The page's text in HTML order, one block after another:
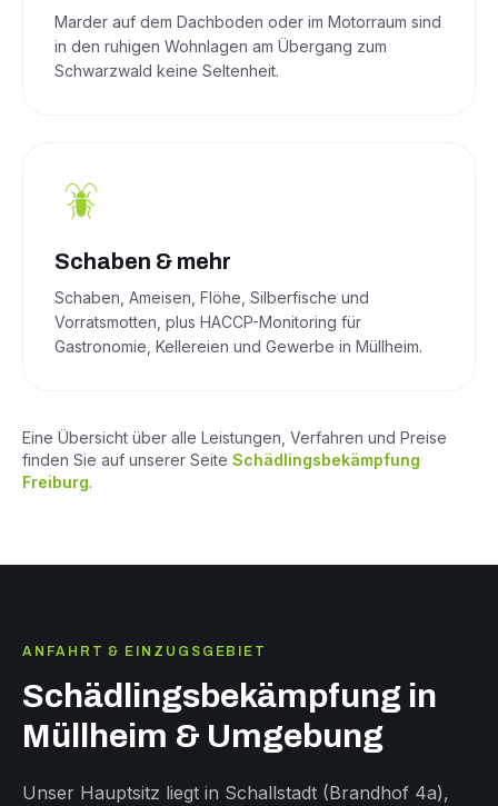
Marder auf dem Dachboden oder im Motorraum sind
in den ruhigen Wohnlagen am Übergang zum
Schwarzwald keine Seltenheit.
Schaben & mehr
Schaben, Ameisen, Flöhe, Silberfische und
Vorratsmotten, plus HACCP-Monitoring für
Gastronomie, Kellereien und Gewerbe in Müllheim.
Eine Übersicht über alle Leistungen, Verfahren und Preise
finden Sie auf unserer Seite Schädlingsbekämpfung
Freiburg.
ANFAHRT & EINZUGSGEBIET
Schädlingsbekämpfung in
Müllheim & Umgebung
Unser Hauptsitz liegt in Schallstadt (Brandhof 4a),